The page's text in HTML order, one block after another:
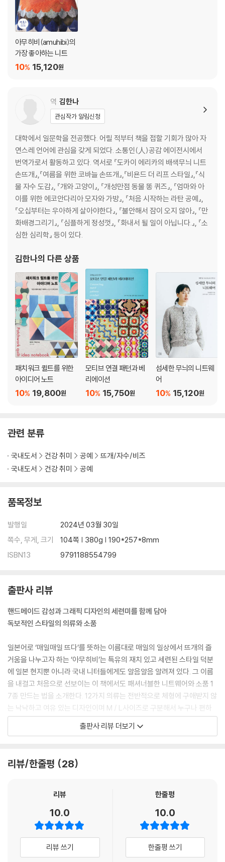
아무히비(amuhibi)의
가장 좋아하는 니트
15,120원
10%
역 김한나
관심작가 알림신청
대학에서 일문학을 전공했다. 어릴 적부터 책을 접할 기회가 많아 자
연스레 언어에 관심을 갖게 되었다. 소통인(人)공감 에이전시에서
번역가로서 활동하고 있다. 역서로 『도카이 에리카의 배색무늬 니트
손뜨개』,『여름을 위한 코바늘 손뜨개』,『비욘드 더 리프 스타일』,『식
물 자수 도감』, 『개와 고양이』, 『개성만점 동물 똥 퀴즈』, 『엄마와 아
이를 위한 에코안다리아 모자와 가방』, 『처음 시작하는 라탄 공예』,
『오십부터는 우아하게 살아야한다』, 『불안해서 잠이 오지 않아』, 『만
화배경그리기』, 『심플하게 정성껏』, 『화내서 될 일이 아닙니다.』, 『소
심한 심리학』 등이 있다.
김한나의 다른 상품
패치워크 퀼트를 위한
아이디어 노트
19,800원
10%
모티브 연결 패턴과 베
리에이션
15,750원
10%
섬세한 무늬의 니트웨
어
15,120원
10%
관련 분류
국내도서 건강 취미 공예
뜨개/자수/비즈
국내도서
건강 취미 공예
품목정보
발행일
2024년 03월 30일
쪽수, 무게, 크기
104쪽 | 380g | 190*257*8mm
ISBN13
9791188554799
출판사 리뷰
핸드메이드 감성과 그래픽 디자인의 세련미를 함께 담아
독보적인 스타일의 의류와 소품
일본어로 ‘매일매일 뜨다’를 뜻하는 이름대로 매일의 일상에서 뜨개의 즐
거움을 나누고자 하는 ‘아무히비’는 특유의 재치 있고 세련된 스타일 덕분
에 일본 현지뿐 아니라 국내 니터들에게도 알음알음 알려져 있다. 그 이름
을 내걸고 처음으로 선보이는 이 책에서도 패셔너블한 니트웨어와 소품 1
7종 만드는 법을 소개한다. 12가지 의류는 전반적으로 체형에 구애받지 않
는 낙낙하고 여유 있는 디자인이며 M / L사이즈로 구분해서 누구나 편하
게 입을 수 있도록 안내했다. 경우에 따라 소재가 다른 실로 뜨거나 배색을
달리해 변화를 준 샘플도 함께 실었다. 소품으로는 발끝에서 짜 올라가는
가득하지만, 전반적으로 ‘단순하고 뜨기 쉬우면서도 갖고 싶은 작품’을 표
게 반복하면 누구나 예쁘게 완성할 수 있을 것이다.
그 밖에 저자가 매장에서 각국에서 수입한 고급 털실을 취급하면서 얻은
노하우를 담은 ‘아무히비 노트’, 뜨개 교실과 SNS 등 여러 경로로 많은 니
터를 만나면서 자주 듣는 질문과 대답을 모은 ‘아무히비 Q&A’ 등 도안 외
의 요소도 뜨개 전반에 도움이 될 실용적인 팁을 잔뜩 알려준다.
출판사 리뷰 더보기
리뷰/한줄평 28
리뷰
10.0
리뷰 쓰기
한줄평
10.0
한줄평 쓰기